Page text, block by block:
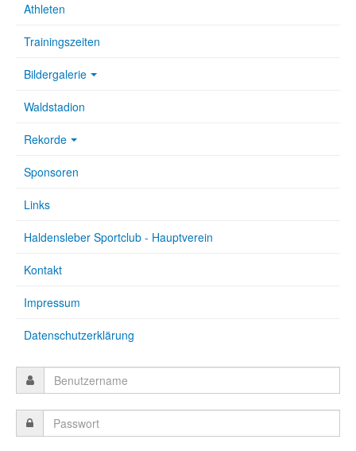
Athleten
Trainingszeiten
Bildergalerie
Waldstadion
Rekorde
Sponsoren
Links
Haldensleber Sportclub - Hauptverein
Kontakt
Impressum
Datenschutzerklärung